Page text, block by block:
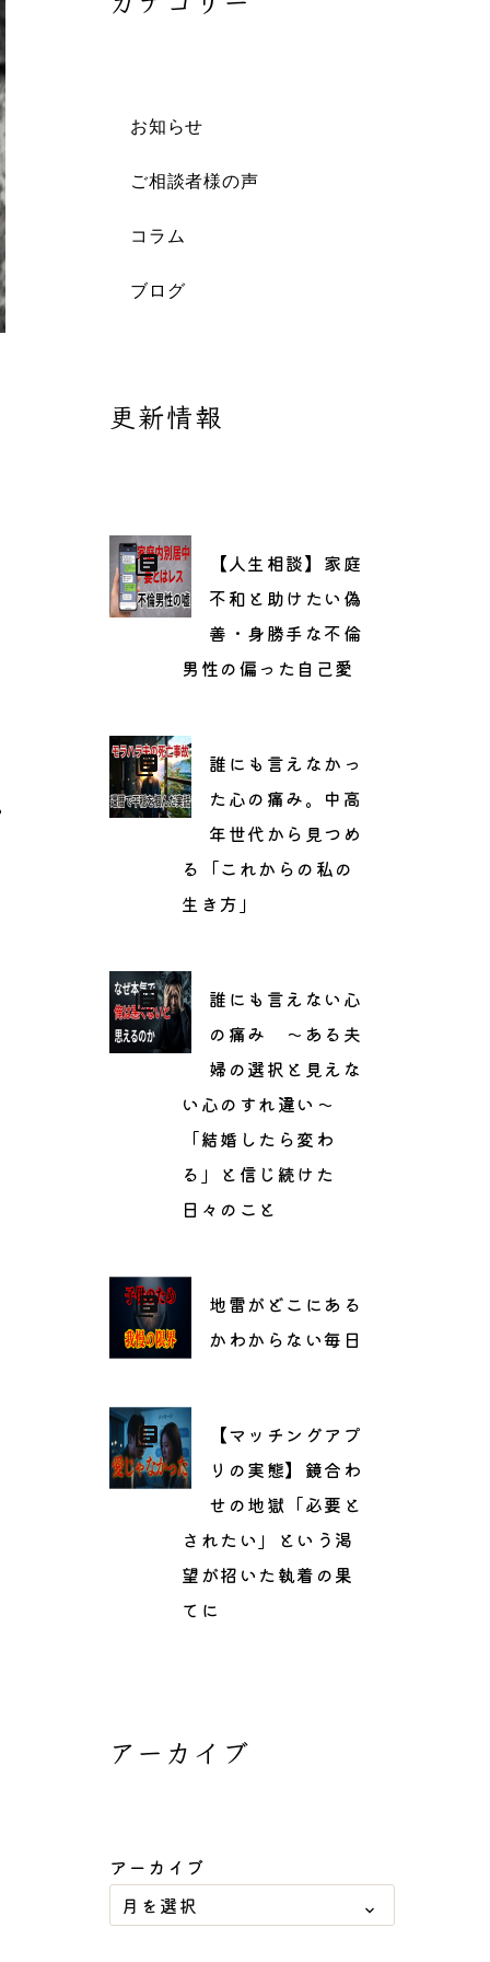
お知らせ
ご相談者様の声
コラム
ブログ
更新情報
【人生相談】家庭
不和と助けたい偽
善・身勝手な不倫
男性の偏った自己愛
誰にも言えなかっ
た心の痛み。中高
年世代から見つめ
る「これからの私の
生き方」
誰にも言えない心
の痛み 〜ある夫
婦の選択と見えな
い心のすれ違い〜
「結婚したら変わ
る」と信じ続けた
日々のこと
地雷がどこにある
かわからない毎日
【マッチングアプ
リの実態】鏡合わ
せの地獄「必要と
されたい」という渇
望が招いた執着の果
てに
アーカイブ
アーカイブ
月を選択